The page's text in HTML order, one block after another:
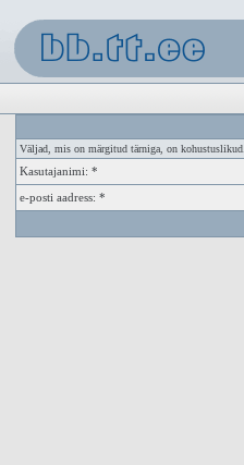
Väljad, mis on märgitud tärniga, on kohustuslikud.
Kasutajanimi: *
e-posti aadress: *